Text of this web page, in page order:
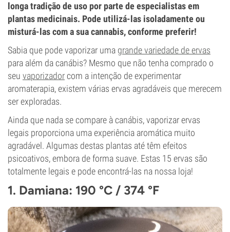
longa tradição de uso por parte de especialistas em
plantas medicinais. Pode utilizá-las isoladamente ou
misturá-las com a sua cannabis, conforme preferir!
Sabia que pode vaporizar uma grande variedade de ervas
para além da canábis? Mesmo que não tenha comprado o
seu vaporizadorcom a intenção de experimentar
aromaterapia, existem várias ervas agradáveis que merecem
ser exploradas.
Ainda que nada se compare à canábis, vaporizar ervas
legais proporciona uma experiência aromática muito
agradável. Algumas destas plantas até têm efeitos
psicoativos, embora de forma suave. Estas 15 ervas são
totalmente legais e pode encontrá-las na nossa loja!
1. Damiana: 190 °C / 374 °F